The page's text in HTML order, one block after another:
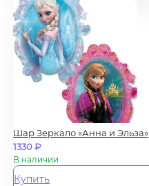
Шар Зеркало «Анна и Эльза»
1330₽
В наличии
Купить